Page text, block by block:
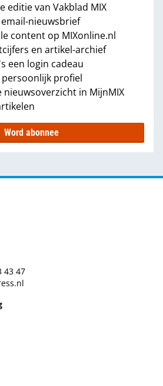
editie van Vakblad MIX
nieuwsbrief
content op MIXonline.nl
en artikel-archief
een login cadeau
profiel
nieuwsoverzicht in MijnMIX
Word abonnee
43 47